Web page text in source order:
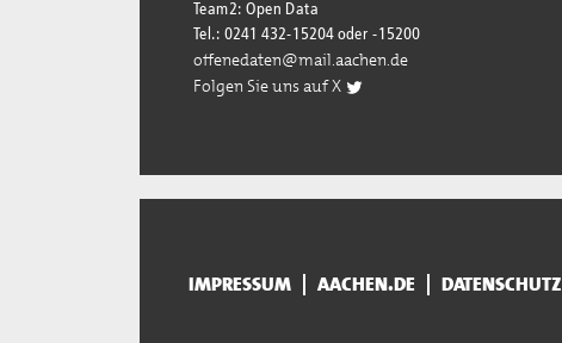
Team2: Open Data
Tel.: 0241 432-15204 oder -15200
offenedaten@mail.aachen.de
Folgen Sie uns auf X
IMPRESSUM AACHEN.DE DATENSCHUTZ